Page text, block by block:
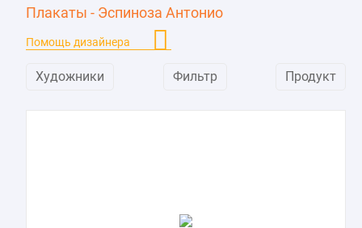
Плакаты - Эспиноза Антонио
Помощь дизайнера
Художники Фильтр Продукт